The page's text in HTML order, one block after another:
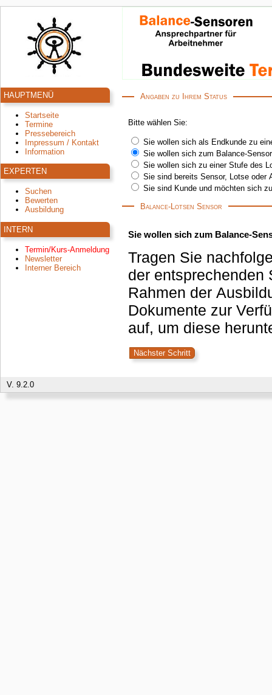
HAUPTMENÜ
Startseite
Termine
Pressebereich
Impressum / Kontakt
Information
EXPERTEN
Suchen
Bewerten
Ausbildung
INTERN
Termin/Kurs-Anmeldung
Newsletter
Interner Bereich
Angaben zu Ihrem Status
Bitte wählen Sie:
Sie wollen sich als Endkunde zu
Sie wollen sich zum Balance-
Sie wollen sich zu einer Stufe des
Sie sind bereits Sensor, Lotse oder
Sie sind Kunde und möchten sich
Balance-Lotsen Sensor
Sie wollen sich zum Balance-
Tragen Sie
der entsprechenden
Rahmen der
Dokumente zur
auf, um diese
V. 9.2.0